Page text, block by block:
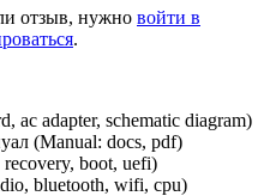
отзыв, нужно войти в
.
ac adapter, schematic diagram)
(Manual: docs, pdf)
boot, uefi)
bluetooth, wifi, cpu)